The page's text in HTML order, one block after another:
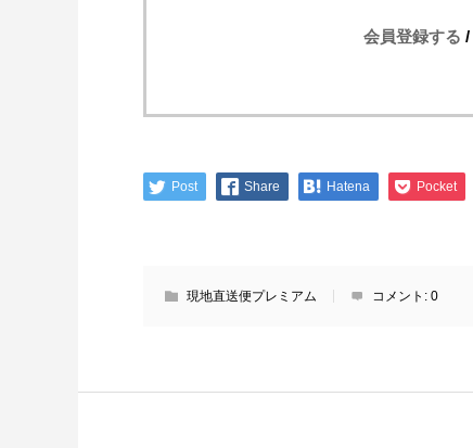
会員登録する /
Post Share Hatena Pocket
現地直送便プレミアム コメント: 0